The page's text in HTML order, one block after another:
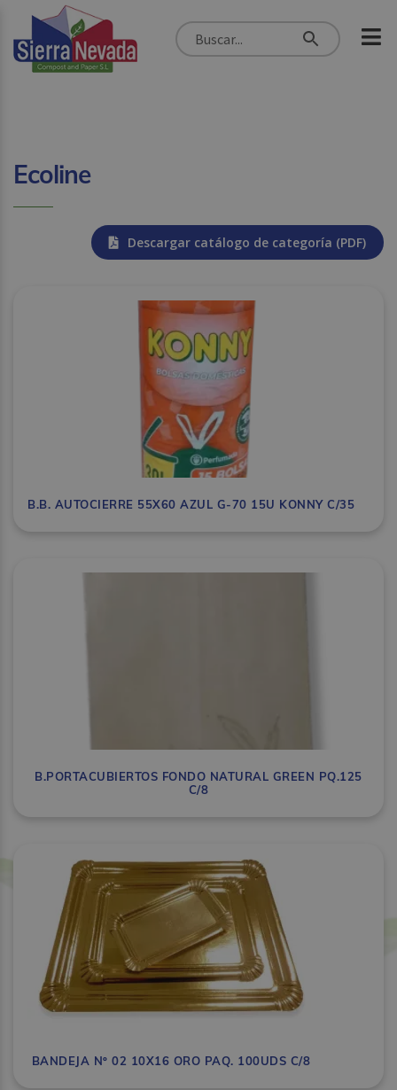
Ecoline
Descargar catálogo de categoría (PDF)
B.B. AUTOCIERRE 55X60 AZUL G-70 15U KONNY C/35
B.PORTACUBIERTOS FONDO NATURAL GREEN PQ.125
C/8
BANDEJA Nº 02 10X16 ORO PAQ. 100UDS C/8